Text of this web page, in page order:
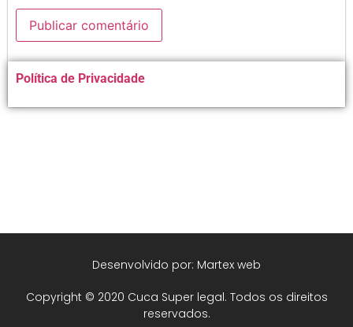
Alternative:
Política de Privacidade
Copyright © 2020 Cuca Super legal. Todos os direitos
reservados.
Desenvolvido por: Martex web